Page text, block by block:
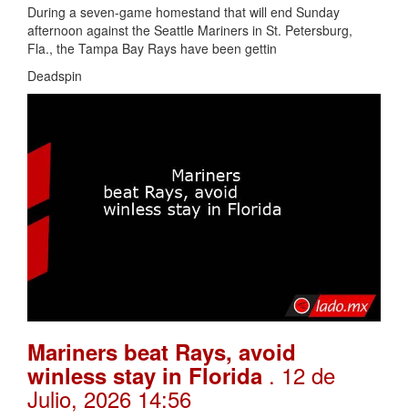
During a seven-game homestand that will end Sunday
afternoon against the Seattle Mariners in St. Petersburg,
Fla., the Tampa Bay Rays have been gettin
Deadspin
Mariners beat Rays, avoid
winless stay in Florida . 12 de
Julio, 2026 14:56